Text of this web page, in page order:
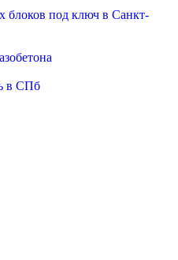
блоков под ключ в Санкт-
в СПб